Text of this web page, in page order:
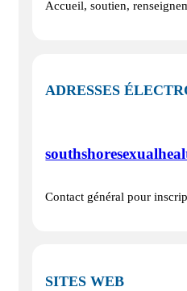
Accueil, soutien,
ADRESSES
Contact général pour
SITES WEB